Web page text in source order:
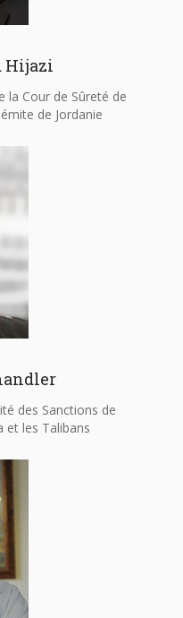
Hijazi
la Cour de Sûreté de
de Jordanie
des Sanctions de
et les Talibans